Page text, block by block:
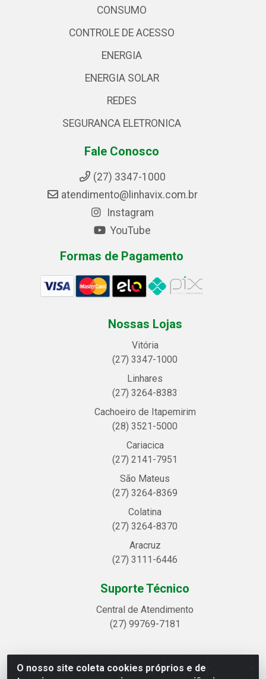
O nosso site coleta cookies próprios e de
CONSUMO
CONTROLE DE ACESSO
ENERGIA
ENERGIA SOLAR
REDES
SEGURANCA ELETRONICA
Fale Conosco
(27) 3347-1000
atendimento@linhavix.com.br
Instagram
YouTube
Formas de Pagamento
Nossas Lojas
Vitória
(27) 3347-1000
Linhares
(27) 3264-8383
Cachoeiro de Itapemirim
(28) 3521-5000
Cariacica
(27) 2141-7951
São Mateus
(27) 3264-8369
Colatina
(27) 3264-8370
Aracruz
(27) 3111-6446
Suporte Técnico
Central de Atendimento
(27) 99769-7181
Linhavix Distribuidora LTDA - Avenida Alegre, 2521 -